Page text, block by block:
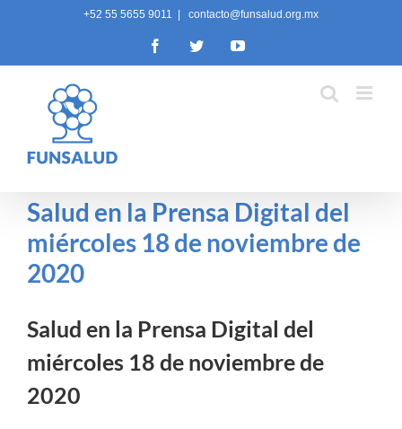
+52 55 5655 9011 contacto@funsalud.org.mx
FacebookTwitterYouTube
Salud en la Prensa Digital del
miércoles 18 de noviembre de
2020
Salud en la Prensa Digital del
miércoles 18 de noviembre de
2020